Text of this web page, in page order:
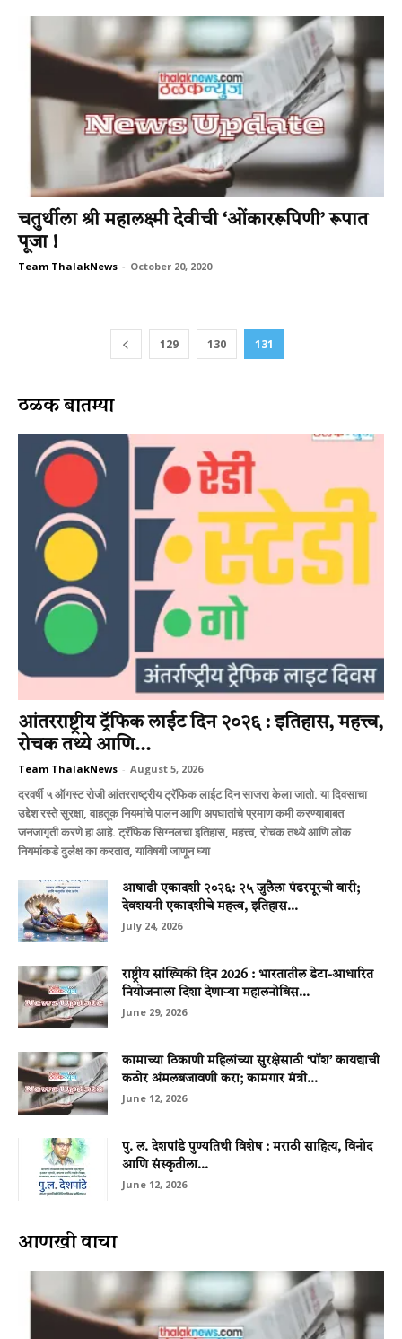
चतुर्थीला श्री महालक्ष्मी देवीची ‘ओंकाररूपिणी’ रूपात
पूजा !
Team ThalakNews - October 20, 2020
129 130 131
ठळक बातम्या
आंतरराष्ट्रीय ट्रॅफिक लाईट दिन २०२६ : इतिहास, महत्त्व,
रोचक तथ्ये आणि...
Team ThalakNews - August 5, 2026
दरवर्षी ५ ऑगस्ट रोजी आंतरराष्ट्रीय ट्रॅफिक लाईट दिन साजरा केला जातो. या दिवसाचा
उद्देश रस्ते सुरक्षा, वाहतूक नियमांचे पालन आणि अपघातांचे प्रमाण कमी करण्याबाबत
जनजागृती करणे हा आहे. ट्रॅफिक सिग्नलचा इतिहास, महत्त्व, रोचक तथ्ये आणि लोक
नियमांकडे दुर्लक्ष का करतात, याविषयी जाणून घ्या
आषाढी एकादशी २०२६: २५ जुलैला पंढरपूरची वारी;
देवशयनी एकादशीचे महत्त्व, इतिहास...
July 24, 2026
राष्ट्रीय सांख्यिकी दिन 2026 : भारतातील डेटा-आधारित
नियोजनाला दिशा देणाऱ्या महालनोबिस...
June 29, 2026
कामाच्या ठिकाणी महिलांच्या सुरक्षेसाठी ‘पॉश’ कायद्याची
कठोर अंमलबजावणी करा; कामगार मंत्री...
June 12, 2026
पु. ल. देशपांडे पुण्यतिथी विशेष : मराठी साहित्य, विनोद
आणि संस्कृतीला...
June 12, 2026
आणखी वाचा